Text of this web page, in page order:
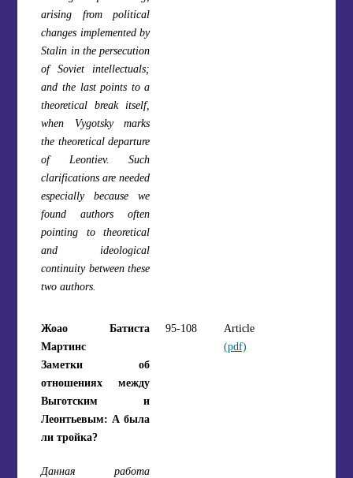
arising from political
changes implemented by
Stalin in the persecution
of Soviet intellectuals;
and the last points to a
theoretical break itself,
when Vygotsky marks
the theoretical departure
of Leontiev. Such
clarifications are needed
especially because we
found authors often
pointing to theoretical
and ideological
continuity between these
two authors.
Жоао Батиста
Мартинс
Заметки об
отношениях между
Выготским и
Леонтьевым: А была
ли тройка?
Данная работа
95-108
Article
(pdf)